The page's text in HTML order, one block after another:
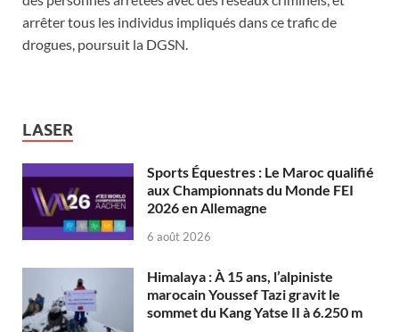
arrêter tous les individus impliqués dans ce trafic de
drogues, poursuit la DGSN.
LASER
Sports Équestres : Le Maroc qualifié
aux Championnats du Monde FEI
2026 en Allemagne
6 août 2026
Himalaya : À 15 ans, l’alpiniste
marocain Youssef Tazi gravit le
sommet du Kang Yatse II à 6.250 m